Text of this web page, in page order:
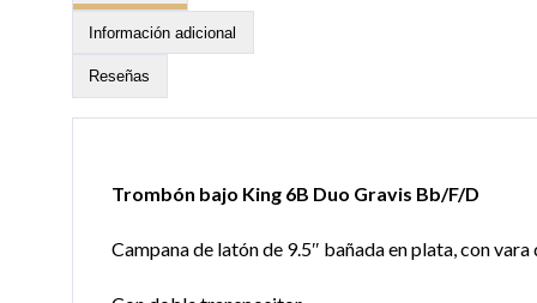
Información adicional
Reseñas
Trombón bajo King 6B Duo Gravis Bb/F/D
Campana de latón de 9.5″ bañada en plata, con